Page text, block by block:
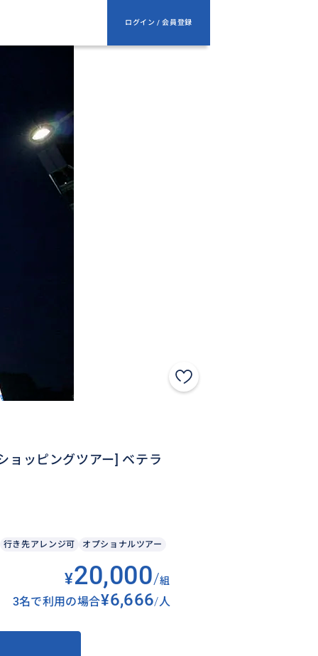
ログイン / 会員登録
ョッピングツアー] ベテラ
行き先アレンジ可 オプショナルツアー
¥20,000/組
3名で利用の場合 ¥6,666/人